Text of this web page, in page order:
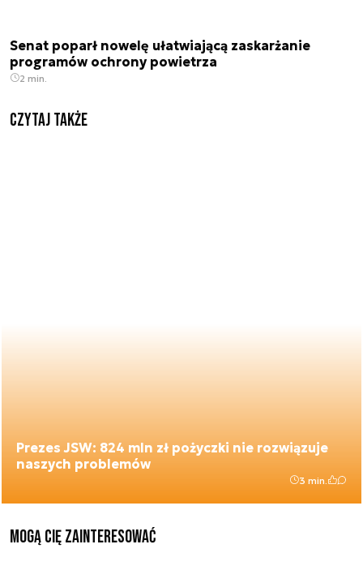
Senat poparł nowelę ułatwiającą zaskarżanie
programów ochrony powietrza
2 min.
Czytaj także
Prezes JSW: 824 mln zł pożyczki nie rozwiązuje
naszych problemów
3 min.
Mogą Cię zainteresować